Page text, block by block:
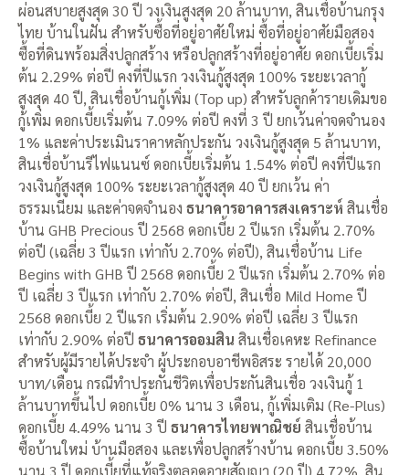
ผ่อนสบายสูงสุด 30 ปี วงเงินสูงสุด 20 ล้านบาท, สินเชื่อบ้านกรุง
ไทย บ้านในฝัน สำหรับซื้อที่อยู่อาศัยใหม่ ซื้อที่อยู่อาศัยมือสอง
ซื้อที่ดินพร้อมสิ่งปลูกสร้าง หรือปลูกสร้างที่อยู่อาศัย ดอกเบี้ยเริ่ม
ต้น 2.29% ต่อปี คงที่ปีแรก วงเงินกู้สูงสุด 100% ระยะเวลากู้
สูงสุด 40 ปี, สินเชื่อบ้านกู้เพิ่ม (Top up) สำหรับลูกค้ารายเดิมขอ
กู้เพิ่ม ดอกเบี้ยเริ่มต้น 7.09% ต่อปี คงที่ 3 ปี ยกเว้นค่าจดจำนอง
1% และค่าประเมินราคาหลักประกัน วงเงินกู้สูงสุด 5 ล้านบาท,
สินเชื่อบ้านรีไฟแนนซ์ ดอกเบี้ยเริ่มต้น 1.54% ต่อปี คงที่ปีแรก
วงเงินกู้สูงสุด 100% ระยะเวลากู้สูงสุด 40 ปี ยกเว้น ค่า
ธรรมเนียม และค่าจดจำนอง ธนาคารอาคารสงเคราะห์ สินเชื่อ
บ้าน GHB Precious ปี 2568 ดอกเบี้ย 2 ปีแรก เริ่มต้น 2.70%
ต่อปี (เฉลี่ย 3 ปีแรก เท่ากับ 2.70% ต่อปี), สินเชื่อบ้าน Life
Begins with GHB ปี 2568 ดอกเบี้ย 2 ปีแรก เริ่มต้น 2.70% ต่อ
ปี เฉลี่ย 3 ปีแรก เท่ากับ 2.70% ต่อปี, สินเชื่อ Mild Home ปี
2568 ดอกเบี้ย 2 ปีแรก เริ่มต้น 2.90% ต่อปี เฉลี่ย 3 ปีแรก
เท่ากับ 2.90% ต่อปี ธนาคารออมสิน สินเชื่อเคหะ Refinance
สำหรับผู้มีรายได้ประจำ ผู้ประกอบอาชีพอิสระ รายได้ 20,000
บาท/เดือน กรณีทำประกันชีวิตเพื่อประกันสินเชื่อ วงเงินกู้ 1
ล้านบาทขึ้นไป ดอกเบี้ย 0% นาน 3 เดือน, กู้เพิ่มเติม (Re-Plus)
ดอกเบี้ย 4.49% นาน 3 ปี ธนาคารไทยพาณิชย์ สินเชื่อบ้าน
ซื้อบ้านใหม่ บ้านมือสอง และเพื่อปลูกสร้างบ้าน ดอกเบี้ย 3.50%
นาน 3 ปี ดอกเบี้ยที่แท้จริงตลอดอายุสัญญา (20 ปี) 4.72%, สิน